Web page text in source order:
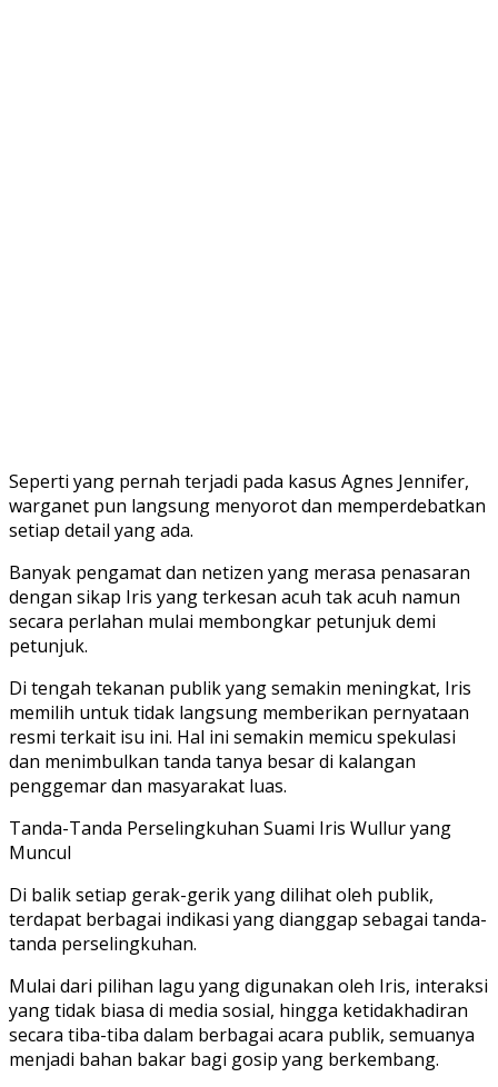
Seperti yang pernah terjadi pada kasus Agnes Jennifer,
warganet pun langsung menyorot dan memperdebatkan
setiap detail yang ada.
Banyak pengamat dan netizen yang merasa penasaran
dengan sikap Iris yang terkesan acuh tak acuh namun
secara perlahan mulai membongkar petunjuk demi
petunjuk.
Di tengah tekanan publik yang semakin meningkat, Iris
memilih untuk tidak langsung memberikan pernyataan
resmi terkait isu ini. Hal ini semakin memicu spekulasi
dan menimbulkan tanda tanya besar di kalangan
penggemar dan masyarakat luas.
Tanda-Tanda Perselingkuhan Suami Iris Wullur yang
Muncul
Di balik setiap gerak-gerik yang dilihat oleh publik,
terdapat berbagai indikasi yang dianggap sebagai tanda-
tanda perselingkuhan.
Mulai dari pilihan lagu yang digunakan oleh Iris, interaksi
yang tidak biasa di media sosial, hingga ketidakhadiran
secara tiba-tiba dalam berbagai acara publik, semuanya
menjadi bahan bakar bagi gosip yang berkembang.